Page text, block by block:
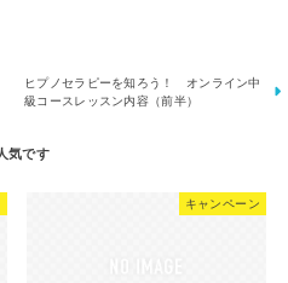
ヒプノセラピーを知ろう！ オンライン中
級コースレッスン内容（前半）
キャンペーン